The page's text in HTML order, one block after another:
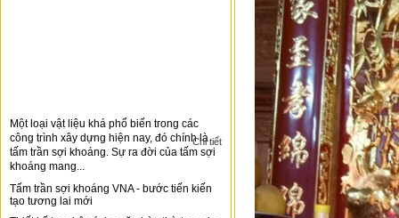
Một loại vật liệu khá phổ biến trong các
công trình xây dựng hiện nay, đó chính là
tấm trần sợi khoáng. Sự ra đời của tấm sợi
khoáng mang...
Chi tiết
Tấm trần sợi khoáng VNA - bước tiến kiến
tạo tương lai mới